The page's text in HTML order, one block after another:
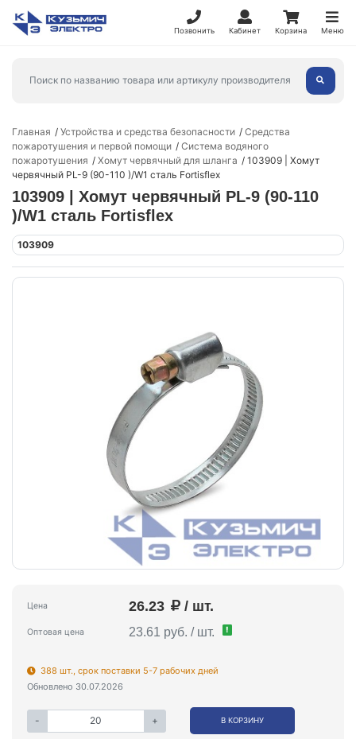
Позвонить Кабинет Корзина Меню
Главная Устройства и средства безопасности
Средства
пожаротушения и первой помощи
Система водяного
пожаротушения
Хомут червячный для шланга
103909 | Хомут
червячный PL-9 (90-110 )/W1 сталь Fortisflex
103909 | Хомут червячный PL-9 (90-110
)/W1 сталь Fortisflex
103909
Цена 26.23 / шт.
Оптовая цена 23.61 руб. / шт. !
388 шт., срок поставки 5-7 рабочих дней
Обновлено 30.07.2026
- + В КОРЗИНУ